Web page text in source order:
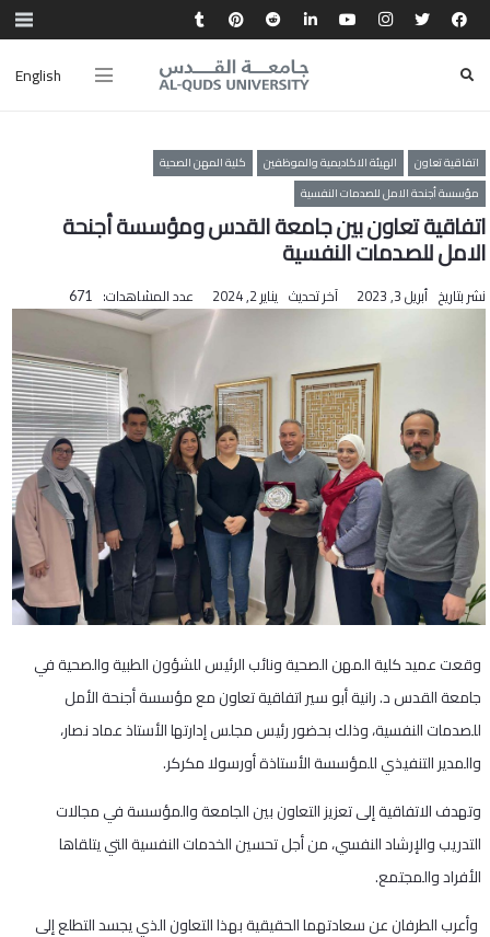
English
اتفاقية تعاون الهيئة الاكاديمية والموظفين
كلية المهن الصحية
مؤسسة أجنحة الامل للصدمات النفسية
اتفاقية تعاون بين جامعة القدس ومؤسسة أجنحة
الامل للصدمات النفسية
نشر بتاريخ أبريل 3, 2023 آخر تحديث يناير 2, 2024 عدد المشاهدات: 671
وقعت عميد كلية المهن الصحية ونائب الرئيس للشؤون الطبية والصحية في
جامعة القدس د. رانية أبو سير اتفاقية تعاون مع مؤسسة أجنحة الأمل
للصدمات النفسية، وذلك بحضور رئيس مجلس إدارتها الأستاذ عماد نصار،
والمدير التنفيذي للمؤسسة الأستاذة أورسولا مكركر.
وتهدف الاتفاقية إلى تعزيز التعاون بين الجامعة والمؤسسة في مجالات
التدريب والإرشاد النفسي، من أجل تحسين الخدمات النفسية التي يتلقاها
الأفراد والمجتمع.
وأعرب الطرفان عن سعادتهما الحقيقية بهذا التعاون الذي يجسد التطلع إلى